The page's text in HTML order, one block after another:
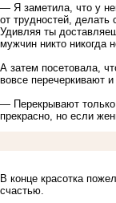
— Я заметила, что у
от трудностей,
Удивляя ты
мужчин никто никогда
А затем посетовала,
вовсе перечеркивают и
— Перекрывают
прекрасно, но если
В конце красотка
счастью.